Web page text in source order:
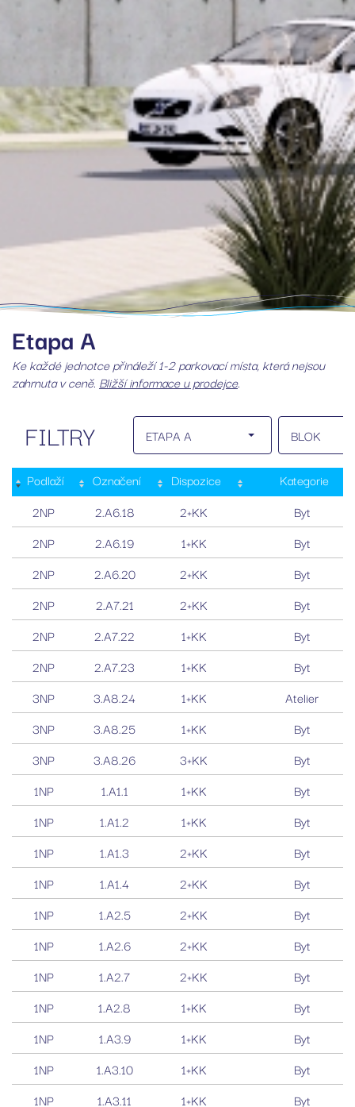
Etapa A
Ke každé jednotce přináleží 1-2 parkovací místa, která nejsou
zahrnuta v ceně. Bližší informace u prodejce.
FILTRY ETAPA A BLOK
Podlaží Označení Dispozice
Kategorie
2NP
2.A6.18 2+KK
Byt
2NP
2.A6.19 1+KK
Byt
2NP
2.A6.20 2+KK
Byt
2NP
2.A7.21 2+KK
Byt
2NP
2.A7.22 1+KK
Byt
2NP
2.A7.23 1+KK
Byt
3NP
3.A8.24 1+KK
Atelier
3NP
3.A8.25 1+KK
Byt
3NP
3.A8.26 3+KK
Byt
1NP
1.A1.1 1+KK
Byt
1NP
1.A1.2 1+KK
Byt
1NP
1.A1.3 2+KK
Byt
1NP
1.A1.4 2+KK
Byt
1NP
1.A2.5 2+KK
Byt
1NP
1.A2.6 2+KK
Byt
1NP
1.A2.7 2+KK
Byt
1NP
1.A2.8 1+KK
Byt
1NP
1.A3.9 1+KK
Byt
1NP
1.A3.10 1+KK
Byt
1NP
1.A3.11 1+KK Byt